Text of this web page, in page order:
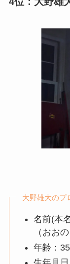
大野雄大のプ
名前(本
（おお
年齢：